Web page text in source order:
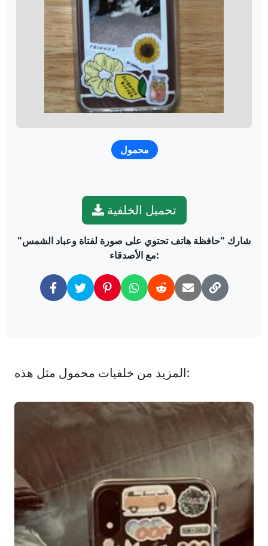
محمول
تحميل الخلفية
شارك "حافظة هاتف تحتوي على صورة لفتاة وعباد الشمس"
مع الأصدقاء:
المزيد من خلفيات محمول مثل هذه: